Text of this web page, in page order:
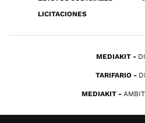
LICITACIONES
MEDIAKIT
TARIFARIO
MEDIAKIT